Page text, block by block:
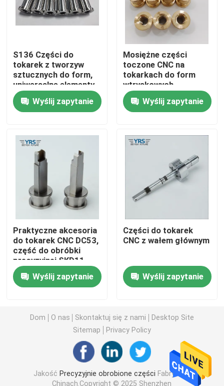
Aktualności
Sprawy
Części obrabiane CNC
Obrabiane części metalowe
Maszyna serwoprasowa
Precyzyjne części formy
Części do tokarek CNC
Precyzyjne części toczone
Części z tworzyw sztucznych
Części do form wtryskowych
S136 Części do
tokarek z tworzyw
sztucznych do form,
uniwersalne elementy
tokarskie CNC
Wyślij zapytanie
Mosiężne części
toczone CNC na
tokarkach do form
wtryskowych
Wyślij zapytanie
Praktyczne akcesoria
do tokarek CNC DC53,
część do obróbki
precyzyjnej SKD11
Wyślij zapytanie
Części do tokarek
CNC z wałem głównym
Wyślij zapytanie
Dom O nas Skontaktuj się z nami
Desktop Site
Sitemap
Privacy Policy
Jakość Precyzyjnie obrobione części Fabryka w
Chinach.Copyright © 2025 Shenzhen